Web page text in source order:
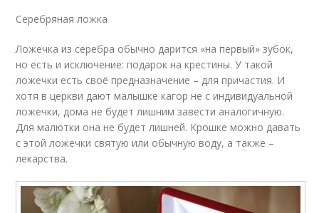
Серебряная ложка
Ложечка из серебра обычно дарится «на первый» зубок,
но есть и исключение: подарок на крестины. У такой
ложечки есть своё предназначение – для причастия. И
хотя в церкви дают малышке кагор не с индивидуальной
ложечки, дома не будет лишним завести аналогичную.
Для малютки она не будет лишней. Крошке можно давать
с этой ложечки святую или обычную воду, а также –
лекарства.